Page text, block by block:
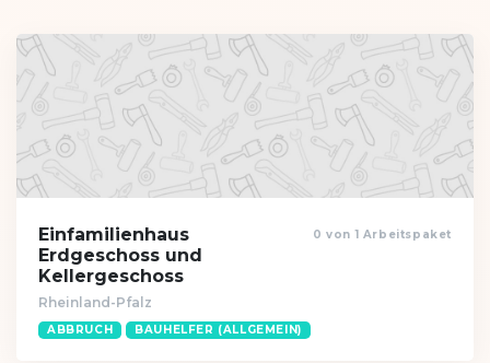
0 von 1 Arbeitspaket
Einfamilienhaus
Erdgeschoss und
Kellergeschoss
Rheinland-Pfalz
ABBRUCH BAUHELFER (ALLGEMEIN)